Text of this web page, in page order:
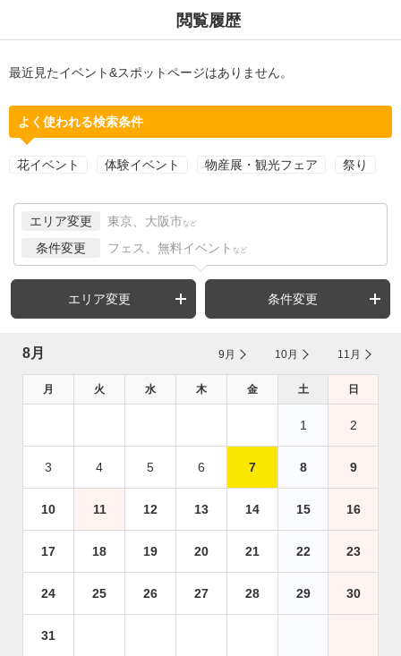
閲覧履歴
最近見たイベント&スポットページはありません。
よく使われる検索条件
花イベント 体験イベント 物産展・観光フェア 祭り
エリア変更 東京、大阪市 など
条件変更 フェス、無料イベント など
エリア変更 条件変更
8月 9月 10月 11月
月 火 水 木 金 土 日
1 2
3 4 5 6 7 8 9
10 11 12 13 14 15 16
17 18 19 20 21 22 23
24 25 26 27 28 29 30
31